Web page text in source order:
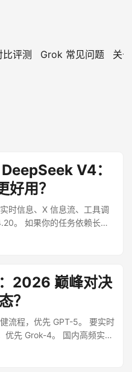
比评测 Grok 常见问题 关
V4：
好用？
时信息、X 信息流、工具调
。 如果你的任务依赖长上
放权重和中文材料处理，优
。 最后更新时间：2026-04-
2026 巅峰对决
？
流程，优先 GPT-5。 要实时
优先 Grok-4。 国内高频实战
实时检索”和“结构化产出”分